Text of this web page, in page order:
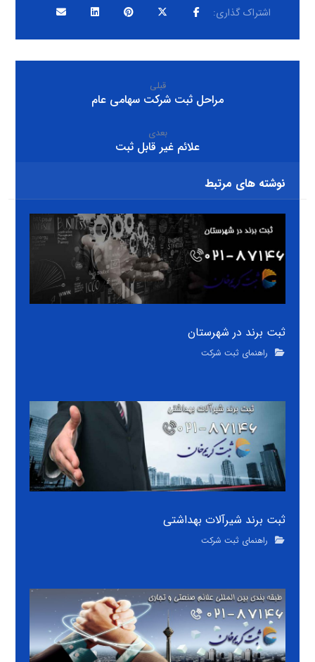
قبلی
مراحل ثبت شرکت سهامی عام
بعدی
علائم غیر قابل ثبت
نوشته های مرتبط
ثبت برند در شهرستان
راهنمای ثبت شرکت
ثبت برند شیرآلات بهداشتی
راهنمای ثبت شرکت